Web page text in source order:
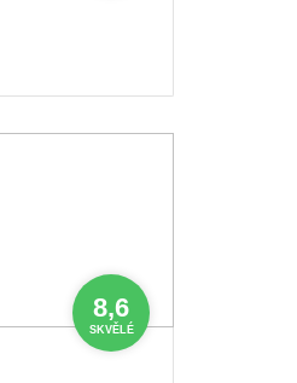
8,6
SKVĚLÉ